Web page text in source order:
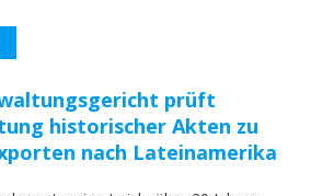
prüft
historischer Akten zu
nach Lateinamerika